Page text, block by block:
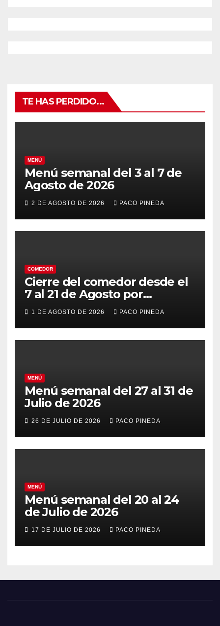
TE HAS PERDIDO...
MENÚ
Menú semanal del 3 al 7 de
Agosto de 2026
2 DE AGOSTO DE 2026 PACO PINEDA
COMEDOR
Cierre del comedor desde el
7 al 21 de Agosto por
vacaciones
1 DE AGOSTO DE 2026 PACO PINEDA
MENÚ
Menú semanal del 27 al 31 de
Julio de 2026
26 DE JULIO DE 2026 PACO PINEDA
MENÚ
Menú semanal del 20 al 24
de Julio de 2026
17 DE JULIO DE 2026 PACO PINEDA